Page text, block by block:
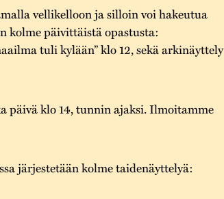
vellikelloon ja silloin voi hakeutua
kolme päivittäistä opastusta:
tuli kylään” klo 12, sekä arkinäyttely
päivä klo 14, tunnin ajaksi. Ilmoitamme
järjestetään kolme taidenäyttelyä: